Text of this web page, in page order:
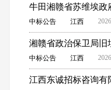
牛田湘赣省苏维埃
中标公告 江西
湘赣省政治保卫局
中标公告 江西
江西东诚招标咨询有